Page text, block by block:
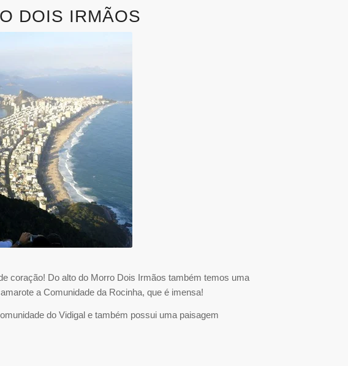
DOIS IRMÃOS
coração! Do alto do Morro Dois Irmãos também temos uma
a Comunidade da Rocinha, que é imensa!
do Vidigal e também possui uma paisagem